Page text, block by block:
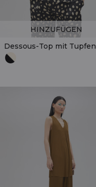
Dessous-Top mit Tupfen
HINZUFÜGEN